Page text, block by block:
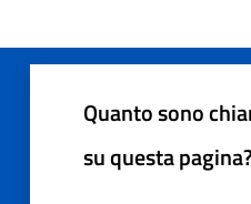
Quanto sono
su questa